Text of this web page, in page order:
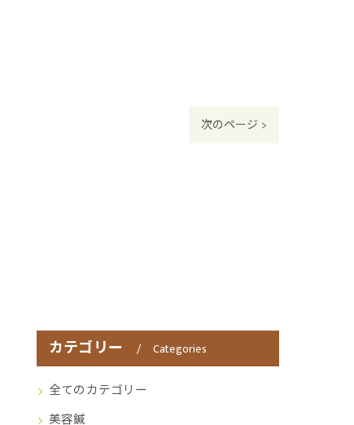
次のページ >
カテゴリー Categories
全てのカテゴリー
美容鍼